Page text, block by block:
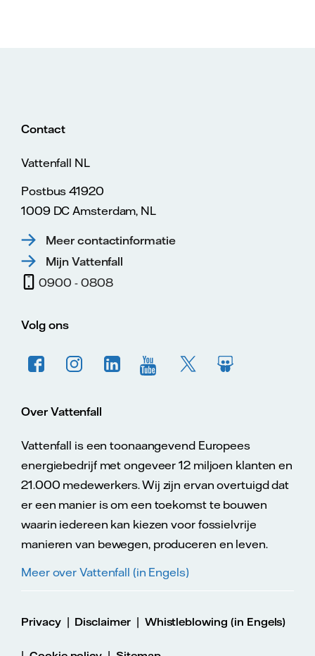
Contact
Vattenfall NL
Postbus 41920
1009 DC Amsterdam, NL
Meer contactinformatie
Mijn Vattenfall
0900 - 0808
Volg ons
Over Vattenfall
Vattenfall is een toonaangevend Europees
energiebedrijf met ongeveer 12 miljoen klanten en
21.000 medewerkers. Wij zijn ervan overtuigd dat
er een manier is om een toekomst te bouwen
waarin iedereen kan kiezen voor fossielvrije
manieren van bewegen, produceren en leven.
Meer over Vattenfall (in Engels)
Privacy| Disclaimer| Whistleblowing (in Engels)